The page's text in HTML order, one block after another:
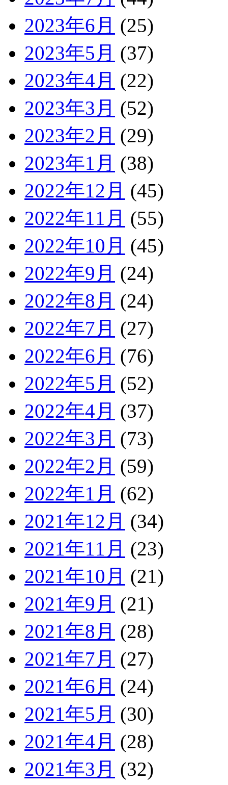
2023年6月 (25)
2023年5月 (37)
2023年4月 (22)
2023年3月 (52)
2023年2月 (29)
2023年1月 (38)
2022年12月 (45)
2022年11月 (55)
2022年10月 (45)
2022年9月 (24)
2022年8月 (24)
2022年7月 (27)
2022年6月 (76)
2022年5月 (52)
2022年4月 (37)
2022年3月 (73)
2022年2月 (59)
2022年1月 (62)
2021年12月 (34)
2021年11月 (23)
2021年10月 (21)
2021年9月 (21)
2021年8月 (28)
2021年7月 (27)
2021年6月 (24)
2021年5月 (30)
2021年4月 (28)
2021年3月 (32)